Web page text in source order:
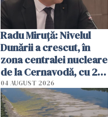
Radu Miruţă: Nivelul
Dunării a crescut, în
zona centralei nucleare
de la Cernavodă, cu 2
cm faţă de ziua trecută
04 AUGUST 2026